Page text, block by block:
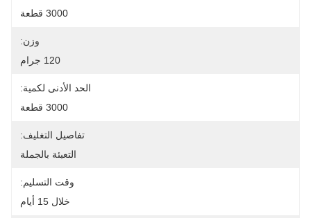
3000 قطعة
وزن:
120 جرام
الحد الأدنى لكمية:
3000 قطعة
تفاصيل التغليف:
التعبئة بالجملة
وقت التسليم:
خلال 15 أيام